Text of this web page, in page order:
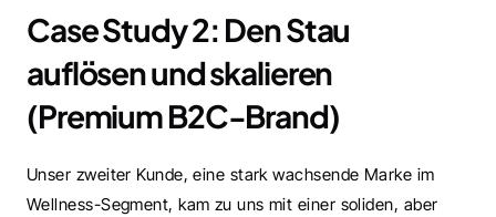
Case Study 2: Den Stau
auflösen und skalieren
(Premium B2C-Brand)
Unser zweiter Kunde, eine stark wachsende Marke im
Wellness-Segment, kam zu uns mit einer soliden, aber